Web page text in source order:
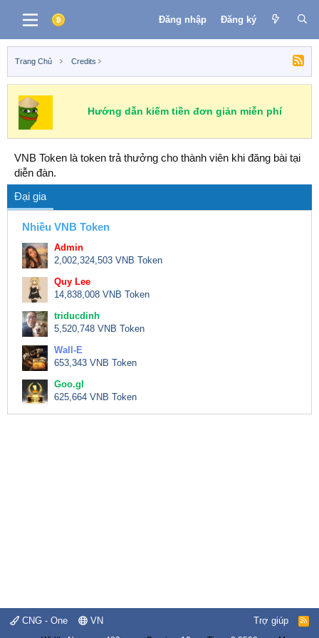
Đăng nhập Đăng ký
Trang Chủ Credits
Hướng dẫn kiếm tiền đơn giản miễn phí
VNB Token là token trả thưởng cho thành viên khi đăng bài tại
diễn đàn.
Đại gia
Nhiều VNB Token
Admin
2,002,324,503 VNB Token
Quy Lee
14,838,008 VNB Token
triducdinh
5,520,748 VNB Token
Wall-E
653,343 VNB Token
Goo.gl
625,664 VNB Token
CNG - One VN Trợ giúp
R